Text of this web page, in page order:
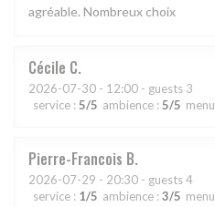
agréable. Nombreux choix
Cécile C
2026-07-30 - 12:00 - guests 3
service : 5/5 ambience : 5/5 menu
Pierre-Francois B
2026-07-29 - 20:30 - guests 4
service : 1/5 ambience : 3/5 menu